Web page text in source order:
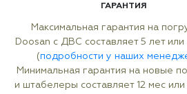
ГАРАНТИЯ
Максимальная гарантия на
Doosan с ДВС составляет 5 лет
(подробности у наших
Минимальная гарантия на новые
и штабелеры составляет 12 мес